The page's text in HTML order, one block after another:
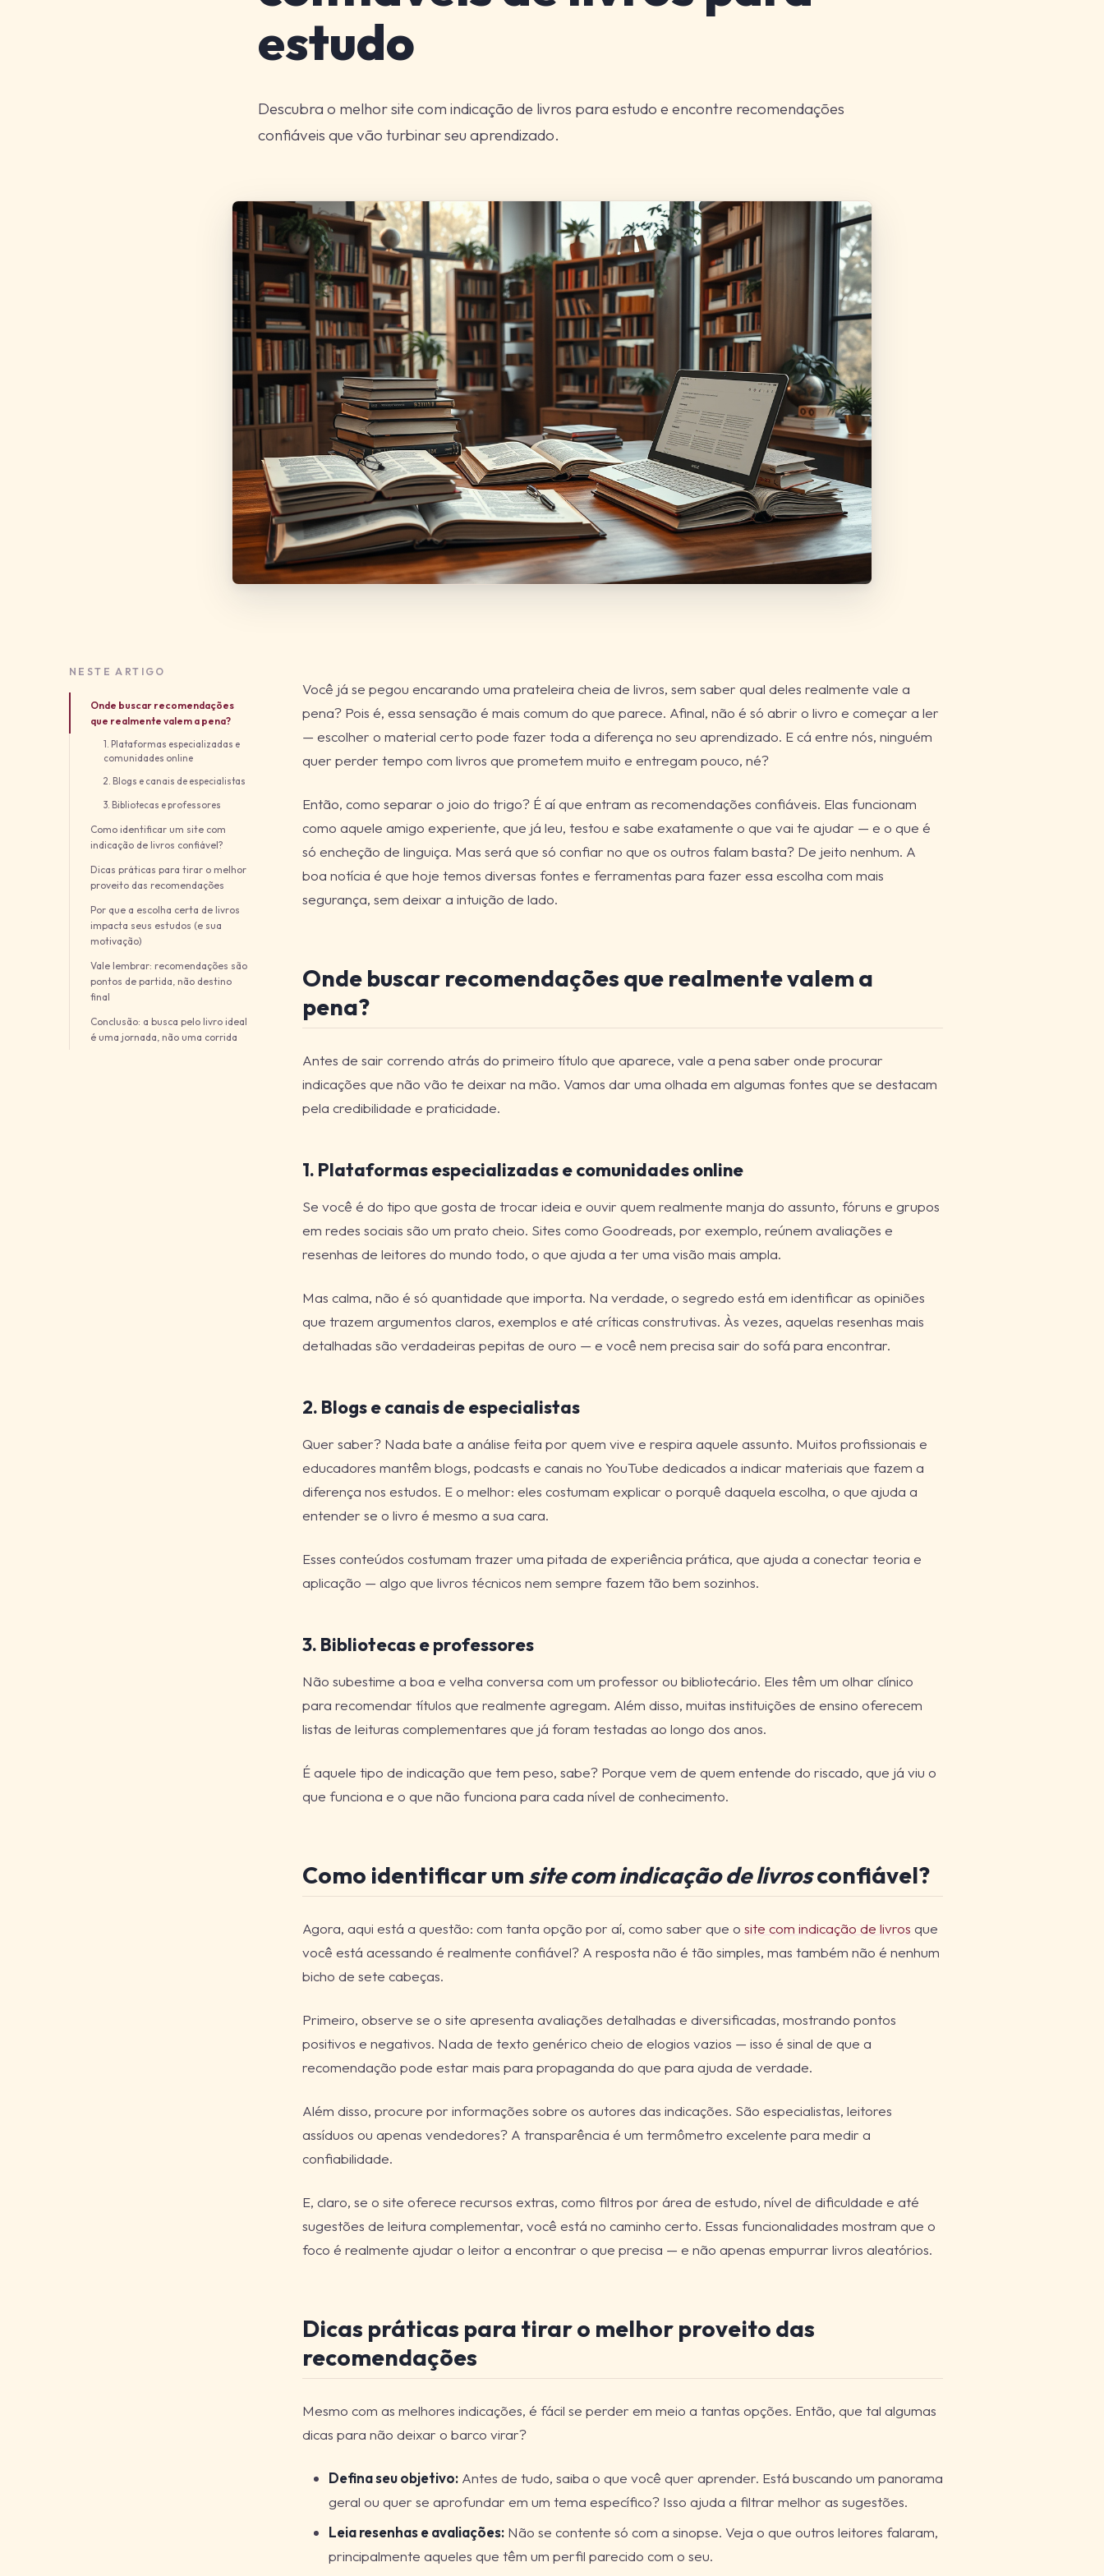
estudo
Descubra o melhor site com indicação de livros para estudo e encontre recomendações
confiáveis que vão turbinar seu aprendizado.
NESTE ARTIGO
Onde buscar recomendações
que realmente valem a pena?
1. Plataformas especializadas e
comunidades online
2. Blogs e canais de especialistas
3. Bibliotecas e professores
Como identificar um site com
indicação de livros confiável?
Dicas práticas para tirar o melhor
proveito das recomendações
Por que a escolha certa de livros
impacta seus estudos (e sua
motivação)
Vale lembrar: recomendações são
pontos de partida, não destino
final
Conclusão: a busca pelo livro ideal
é uma jornada, não uma corrida
Você já se pegou encarando uma prateleira cheia de livros, sem saber qual deles realmente vale a
pena? Pois é, essa sensação é mais comum do que parece. Afinal, não é só abrir o livro e começar a ler
— escolher o material certo pode fazer toda a diferença no seu aprendizado. E cá entre nós, ninguém
quer perder tempo com livros que prometem muito e entregam pouco, né?
Então, como separar o joio do trigo? É aí que entram as recomendações confiáveis. Elas funcionam
como aquele amigo experiente, que já leu, testou e sabe exatamente o que vai te ajudar — e o que é
só encheção de linguiça. Mas será que só confiar no que os outros falam basta? De jeito nenhum. A
boa notícia é que hoje temos diversas fontes e ferramentas para fazer essa escolha com mais
segurança, sem deixar a intuição de lado.
Onde buscar recomendações que realmente valem a
pena?
Antes de sair correndo atrás do primeiro título que aparece, vale a pena saber onde procurar
indicações que não vão te deixar na mão. Vamos dar uma olhada em algumas fontes que se destacam
pela credibilidade e praticidade.
1. Plataformas especializadas e comunidades online
Se você é do tipo que gosta de trocar ideia e ouvir quem realmente manja do assunto, fóruns e grupos
em redes sociais são um prato cheio. Sites como Goodreads, por exemplo, reúnem avaliações e
resenhas de leitores do mundo todo, o que ajuda a ter uma visão mais ampla.
Mas calma, não é só quantidade que importa. Na verdade, o segredo está em identificar as opiniões
que trazem argumentos claros, exemplos e até críticas construtivas. Às vezes, aquelas resenhas mais
detalhadas são verdadeiras pepitas de ouro — e você nem precisa sair do sofá para encontrar.
2. Blogs e canais de especialistas
Quer saber? Nada bate a análise feita por quem vive e respira aquele assunto. Muitos profissionais e
educadores mantêm blogs, podcasts e canais no YouTube dedicados a indicar materiais que fazem a
diferença nos estudos. E o melhor: eles costumam explicar o porquê daquela escolha, o que ajuda a
entender se o livro é mesmo a sua cara.
Esses conteúdos costumam trazer uma pitada de experiência prática, que ajuda a conectar teoria e
aplicação — algo que livros técnicos nem sempre fazem tão bem sozinhos.
3. Bibliotecas e professores
Não subestime a boa e velha conversa com um professor ou bibliotecário. Eles têm um olhar clínico
para recomendar títulos que realmente agregam. Além disso, muitas instituições de ensino oferecem
listas de leituras complementares que já foram testadas ao longo dos anos.
É aquele tipo de indicação que tem peso, sabe? Porque vem de quem entende do riscado, que já viu o
que funciona e o que não funciona para cada nível de conhecimento.
Como identificar um site com indicação de livrosconfiável?
Agora, aqui está a questão: com tanta opção por aí, como saber que o site com indicação de livros que
você está acessando é realmente confiável? A resposta não é tão simples, mas também não é nenhum
bicho de sete cabeças.
Primeiro, observe se o site apresenta avaliações detalhadas e diversificadas, mostrando pontos
positivos e negativos. Nada de texto genérico cheio de elogios vazios — isso é sinal de que a
recomendação pode estar mais para propaganda do que para ajuda de verdade.
Além disso, procure por informações sobre os autores das indicações. São especialistas, leitores
assíduos ou apenas vendedores? A transparência é um termômetro excelente para medir a
confiabilidade.
E, claro, se o site oferece recursos extras, como filtros por área de estudo, nível de dificuldade e até
sugestões de leitura complementar, você está no caminho certo. Essas funcionalidades mostram que o
foco é realmente ajudar o leitor a encontrar o que precisa — e não apenas empurrar livros aleatórios.
Dicas práticas para tirar o melhor proveito das
recomendações
Mesmo com as melhores indicações, é fácil se perder em meio a tantas opções. Então, que tal algumas
dicas para não deixar o barco virar?
Defina seu objetivo: Antes de tudo, saiba o que você quer aprender. Está buscando um panorama
geral ou quer se aprofundar em um tema específico? Isso ajuda a filtrar melhor as sugestões.
Leia resenhas e avaliações: Não se contente só com a sinopse. Veja o que outros leitores falaram,
principalmente aqueles que têm um perfil parecido com o seu.